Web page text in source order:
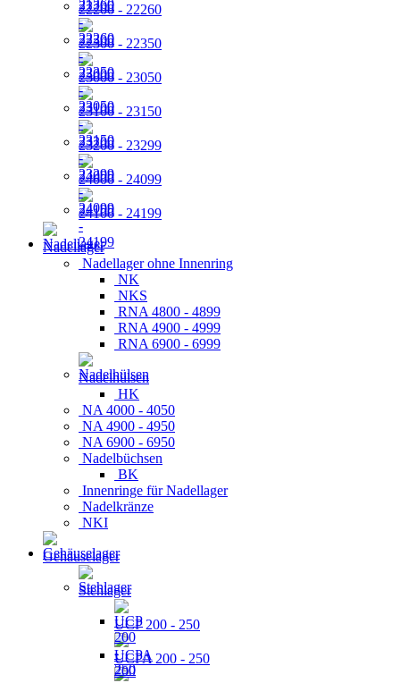
22200 - 22260
22300 - 22350
23000 - 23050
23100 - 23150
23200 - 23299
24000 - 24099
24100 - 24199
Nadellager
Nadellager ohne Innenring
NK
NKS
RNA 4800 - 4899
RNA 4900 - 4999
RNA 6900 - 6999
Nadelhülsen
HK
NA 4000 - 4050
NA 4900 - 4950
NA 6900 - 6950
Nadelbüchsen
BK
Innenringe für Nadellager
Nadelkränze
NKI
Gehäuselager
Stehlager
UCP 200 - 250
UCPA 200 - 250